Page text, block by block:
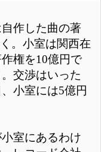
作した曲の著
。小室は関西在
権を10億円で
交渉はいった
小室には5億円
室にあるわけ